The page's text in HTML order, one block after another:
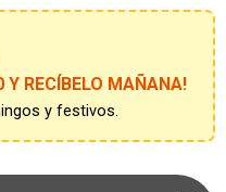
Y RECÍBELO MAÑANA!
y festivos.